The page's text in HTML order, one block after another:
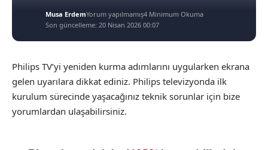
Son güncelleme: 20 Nisan 2026 00:07
Musa ErdemYorum yapılmamış4 Minimum Okuma
Philips TV’yi yeniden kurma adımlarını uygularken ekrana
gelen uyarılara dikkat ediniz. Philips televizyonda ilk
kurulum sürecinde yaşacağınız teknik sorunlar için bize
yorumlardan ulaşabilirsiniz.